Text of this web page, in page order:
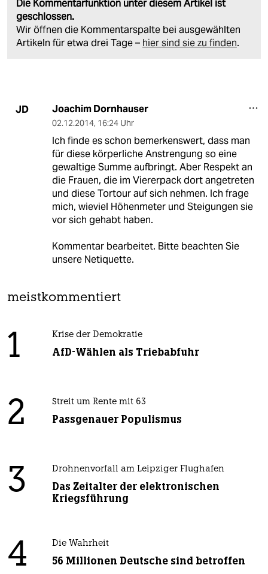
Die Kommentarfunktion unter diesem Artikel ist
geschlossen.
Wir öffnen die Kommentarspalte bei ausgewählten
Artikeln für etwa drei Tage – hier sind sie zu finden.
JD Joachim Dornhauser
02.12.2014, 16:24 Uhr
Ich finde es schon bemerkenswert, dass man
für diese körperliche Anstrengung so eine
gewaltige Summe aufbringt. Aber Respekt an
die Frauen, die im Viererpack dort angetreten
und diese Tortour auf sich nehmen. Ich frage
mich, wieviel Höhenmeter und Steigungen sie
vor sich gehabt haben.
Kommentar bearbeitet. Bitte beachten Sie
unsere Netiquette.
meistkommentiert
1 Krise der Demokratie
AfD-Wählen als Triebabfuhr
2 Streit um Rente mit 63
Passgenauer Populismus
3 Drohnenvorfall am Leipziger Flughafen
Das Zeitalter der elektronischen
Kriegsführung
4 Die Wahrheit
56 Millionen Deutsche sind betroffen